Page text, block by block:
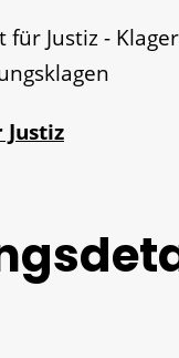
für Justiz -